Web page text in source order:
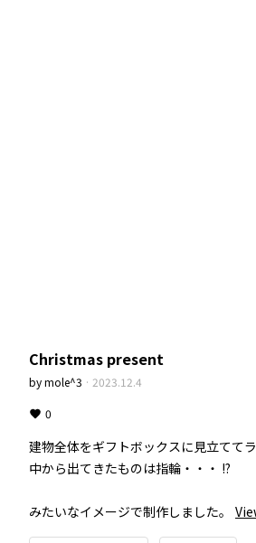
Christmas present
bymole^3 · 2023.12.4
0
建物全体をギフトボックスに見立ててラ
中から出てきたものは指輪・・・ !?
みたいなイメージで制作しました。